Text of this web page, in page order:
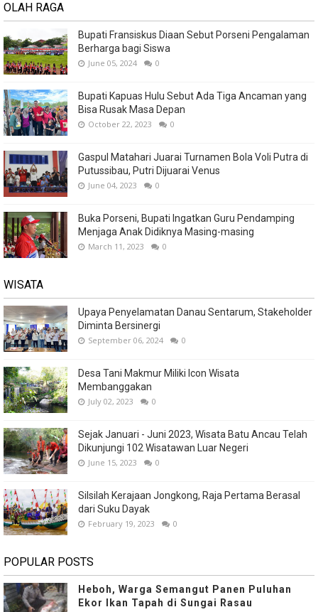
OLAH RAGA
Bupati Fransiskus Diaan Sebut Porseni Pengalaman
Berharga bagi Siswa
June 05, 2024 0
Bupati Kapuas Hulu Sebut Ada Tiga Ancaman yang
Bisa Rusak Masa Depan
October 22, 2023 0
Gaspul Matahari Juarai Turnamen Bola Voli Putra di
Putussibau, Putri Dijuarai Venus
June 04, 2023 0
Buka Porseni, Bupati Ingatkan Guru Pendamping
Menjaga Anak Didiknya Masing-masing
March 11, 2023 0
WISATA
Upaya Penyelamatan Danau Sentarum, Stakeholder
Diminta Bersinergi
September 06, 2024 0
Desa Tani Makmur Miliki Icon Wisata
Membanggakan
July 02, 2023 0
Sejak Januari - Juni 2023, Wisata Batu Ancau Telah
Dikunjungi 102 Wisatawan Luar Negeri
June 15, 2023 0
Silsilah Kerajaan Jongkong, Raja Pertama Berasal
dari Suku Dayak
February 19, 2023 0
POPULAR POSTS
Heboh, Warga Semangut Panen Puluhan
Ekor Ikan Tapah di Sungai Rasau